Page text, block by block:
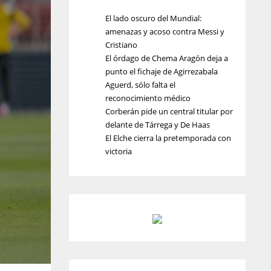
El lado oscuro del Mundial:
amenazas y acoso contra Messi y
Cristiano
El órdago de Chema Aragón deja a
punto el fichaje de Agirrezabala
Aguerd, sólo falta el
reconocimiento médico
Corberán pide un central titular por
delante de Tárrega y De Haas
El Elche cierra la pretemporada con
victoria